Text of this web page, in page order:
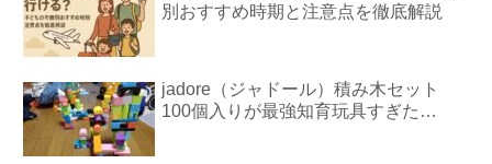
別おすすめ時期と注意点を徹底解説
jadore（ジャドール）積み木セット
100個入りが最強知育玩具すぎた…